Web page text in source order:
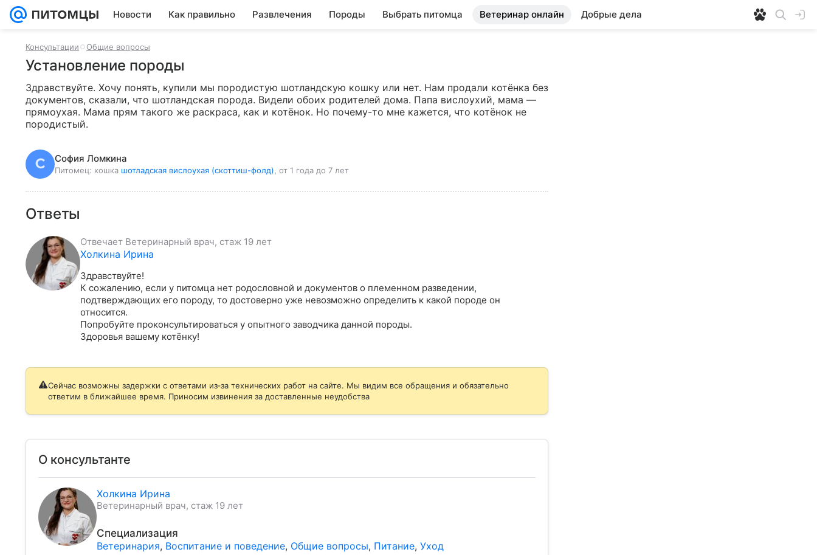
Новости Как правильно Развлечения Породы Выбрать питомца Ветеринар онлайн Добрые дела
Консультации Общие вопросы
Установление породы
Здравствуйте. Хочу понять, купили мы породистую шотландскую кошку или нет. Нам продали котёнка без
документов, сказали, что шотландская порода. Видели обоих родителей дома. Папа вислоухий, мама —
прямоухая. Мама прям такого же раскраса, как и котёнок. Но почему-то мне кажется, что котёнок не
породистый.
София Ломкина
Питомец: кошка шотладская вислоухая (скоттиш-фолд) , от 1 года до 7 лет
Ответы
Отвечает Ветеринарный врач, стаж 19 лет
Холкина Ирина
Здравствуйте!
К сожалению, если у питомца нет родословной и документов о племенном разведении,
подтверждающих его породу, то достоверно уже невозможно определить к какой породе он
относится.
Попробуйте проконсультироваться у опытного заводчика данной породы.
Здоровья вашему котёнку!
Сейчас возможны задержки с ответами из‑за технических работ на сайте. Мы видим все обращения и обязательно
ответим в ближайшее время. Приносим извинения за доставленные неудобства
О консультанте
Холкина Ирина
Ветеринарный врач, стаж 19 лет
Специализация
Ветеринария, Воспитание и поведение, Общие вопросы, Питание, Уход